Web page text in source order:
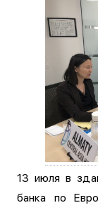
13 июля в
банка по